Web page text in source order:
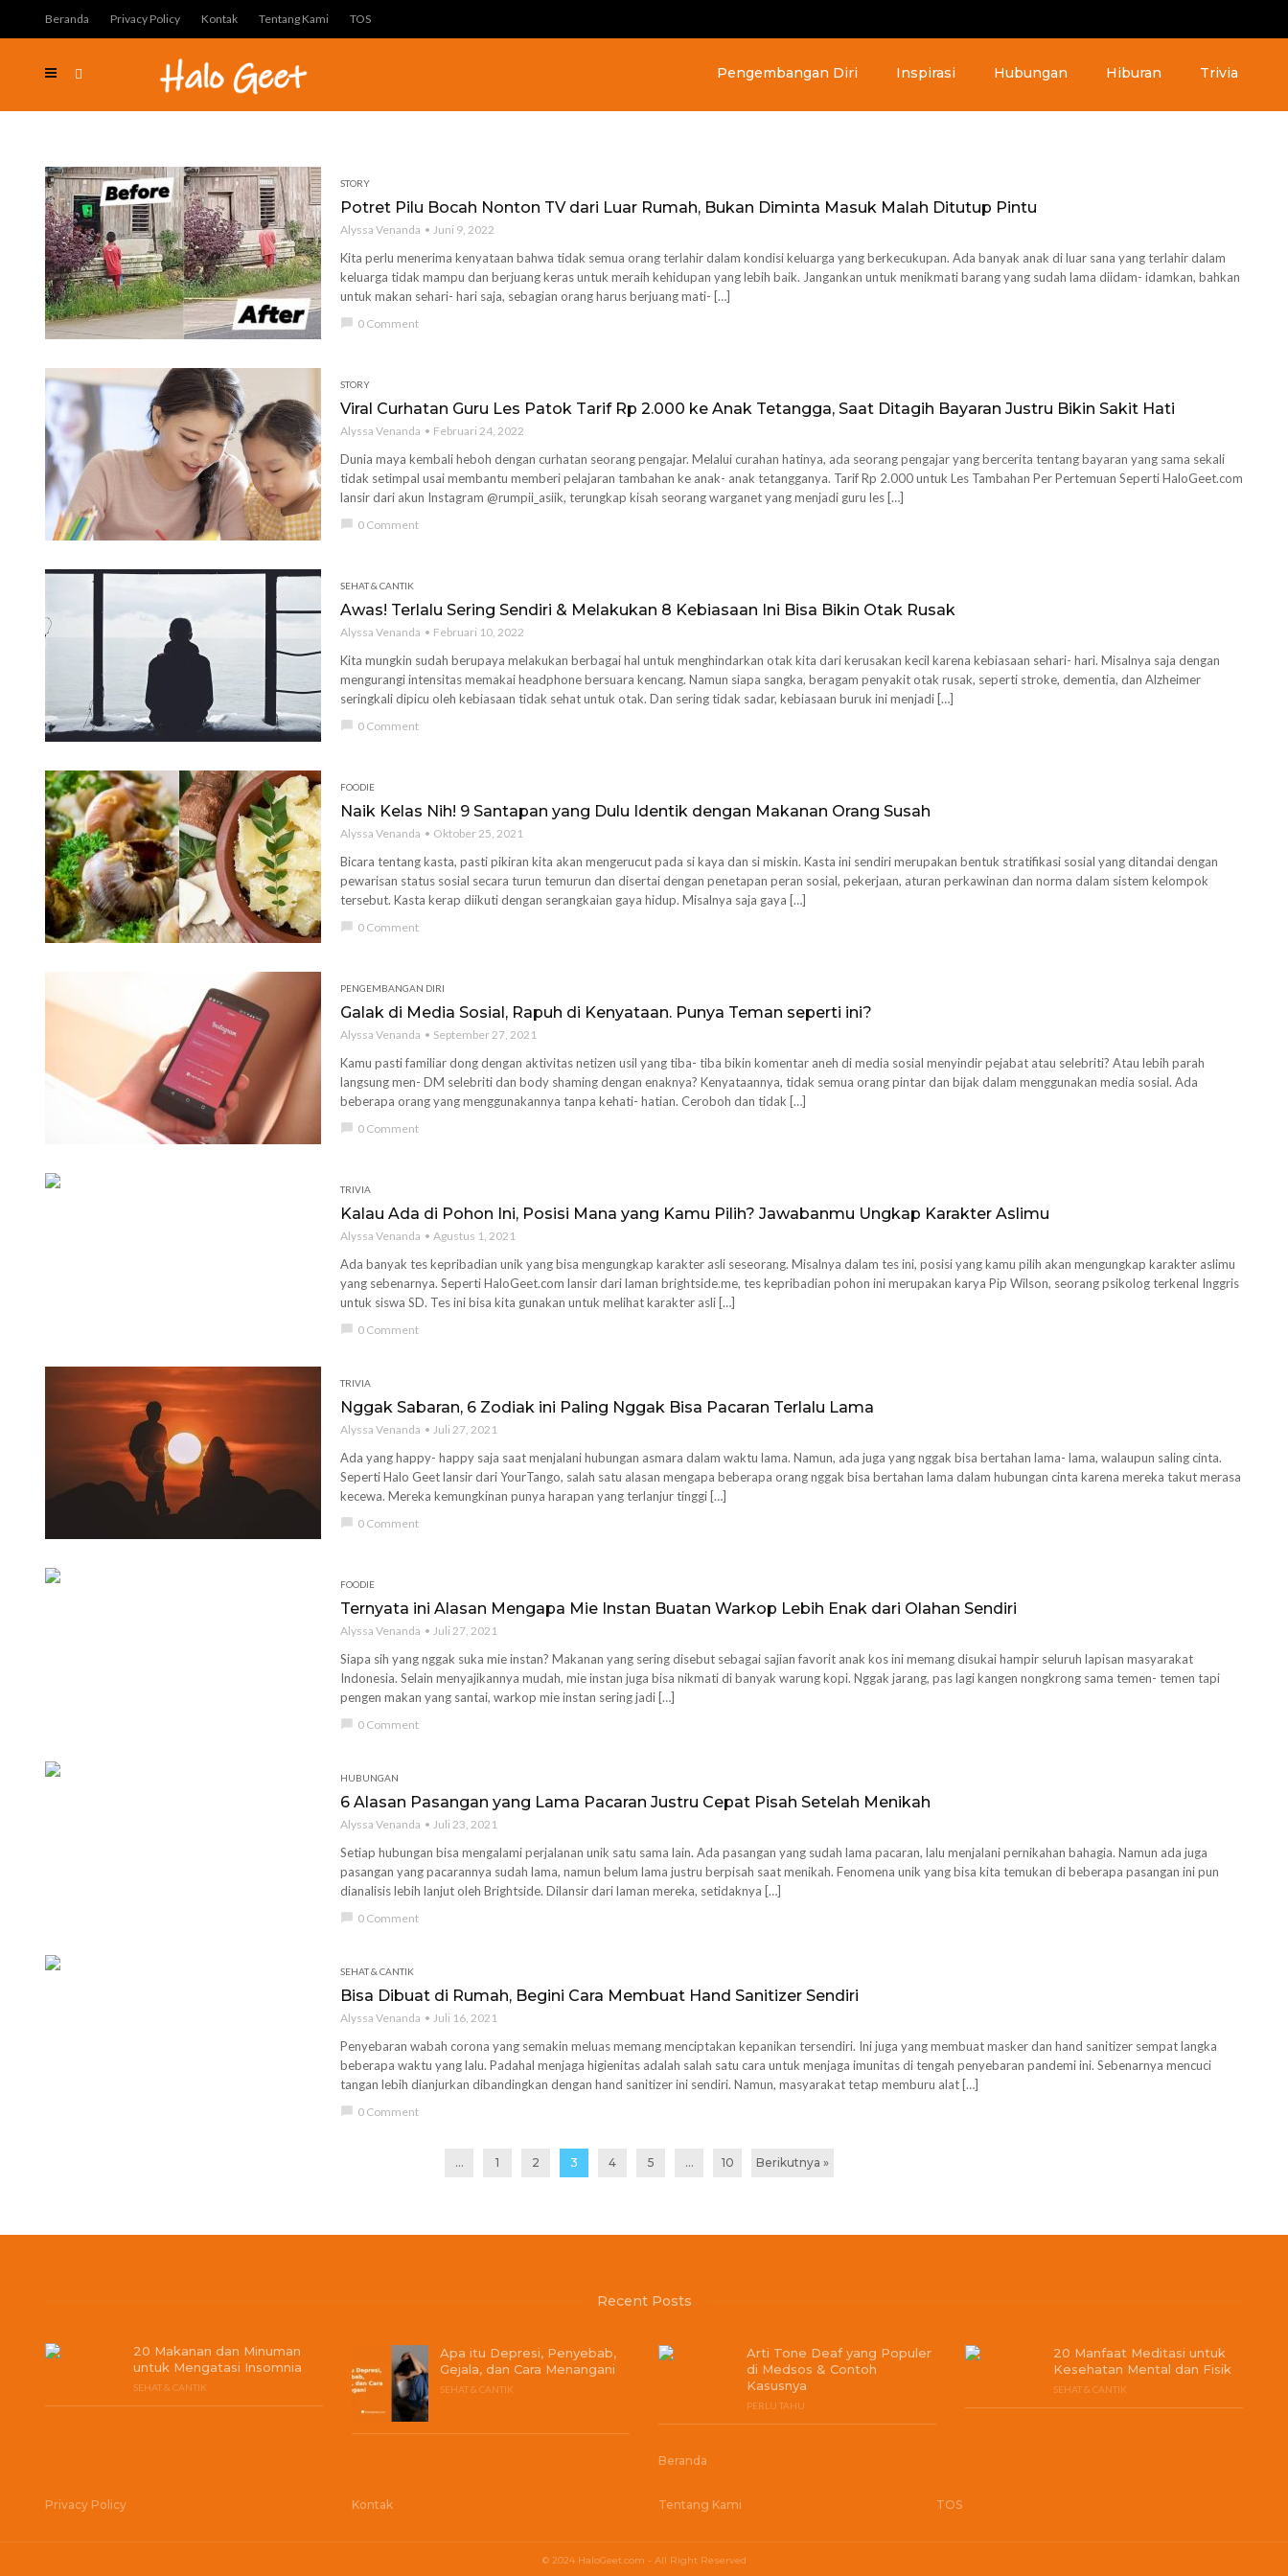
Pengembangan Diri Inspirasi Hubungan Hiburan Trivia
Beranda Privacy Policy Kontak Tentang Kami TOS
STORY
Potret Pilu Bocah Nonton TV dari Luar Rumah, Bukan Diminta Masuk Malah Ditutup Pintu
Alyssa Venanda Juni 9, 2022
Kita perlu menerima kenyataan bahwa tidak semua orang terlahir dalam kondisi keluarga yang berkecukupan. Ada banyak anak di luar sana yang terlahir dalam
keluarga tidak mampu dan berjuang keras untuk meraih kehidupan yang lebih baik. Jangankan untuk menikmati barang yang sudah lama diidam- idamkan, bahkan
untuk makan sehari- hari saja, sebagian orang harus berjuang mati- […]
chat_bubble 0 Comment
STORY
Viral Curhatan Guru Les Patok Tarif Rp 2.000 ke Anak Tetangga, Saat Ditagih Bayaran Justru Bikin Sakit Hati
Alyssa Venanda Februari 24, 2022
Dunia maya kembali heboh dengan curhatan seorang pengajar. Melalui curahan hatinya, ada seorang pengajar yang bercerita tentang bayaran yang sama sekali
tidak setimpal usai membantu memberi pelajaran tambahan ke anak- anak tetangganya. Tarif Rp 2.000 untuk Les Tambahan Per Pertemuan Seperti HaloGeet.com
lansir dari akun Instagram @rumpii_asiik, terungkap kisah seorang warganet yang menjadi guru les […]
chat_bubble 0 Comment
SEHAT & CANTIK
Awas! Terlalu Sering Sendiri & Melakukan 8 Kebiasaan Ini Bisa Bikin Otak Rusak
Alyssa Venanda Februari 10, 2022
Kita mungkin sudah berupaya melakukan berbagai hal untuk menghindarkan otak kita dari kerusakan kecil karena kebiasaan sehari- hari. Misalnya saja dengan
mengurangi intensitas memakai headphone bersuara kencang. Namun siapa sangka, beragam penyakit otak rusak, seperti stroke, dementia, dan Alzheimer
seringkali dipicu oleh kebiasaan tidak sehat untuk otak. Dan sering tidak sadar, kebiasaan buruk ini menjadi […]
chat_bubble 0 Comment
FOODIE
Naik Kelas Nih! 9 Santapan yang Dulu Identik dengan Makanan Orang Susah
Alyssa Venanda Oktober 25, 2021
Bicara tentang kasta, pasti pikiran kita akan mengerucut pada si kaya dan si miskin. Kasta ini sendiri merupakan bentuk stratifikasi sosial yang ditandai dengan
pewarisan status sosial secara turun temurun dan disertai dengan penetapan peran sosial, pekerjaan, aturan perkawinan dan norma dalam sistem kelompok
tersebut. Kasta kerap diikuti dengan serangkaian gaya hidup. Misalnya saja gaya […]
chat_bubble 0 Comment
PENGEMBANGAN DIRI
Galak di Media Sosial, Rapuh di Kenyataan. Punya Teman seperti ini?
Alyssa Venanda September 27, 2021
Kamu pasti familiar dong dengan aktivitas netizen usil yang tiba- tiba bikin komentar aneh di media sosial menyindir pejabat atau selebriti? Atau lebih parah
langsung men- DM selebriti dan body shaming dengan enaknya? Kenyataannya, tidak semua orang pintar dan bijak dalam menggunakan media sosial. Ada
beberapa orang yang menggunakannya tanpa kehati- hatian. Ceroboh dan tidak […]
chat_bubble 0 Comment
TRIVIA
Kalau Ada di Pohon Ini, Posisi Mana yang Kamu Pilih? Jawabanmu Ungkap Karakter Aslimu
Alyssa Venanda Agustus 1, 2021
Ada banyak tes kepribadian unik yang bisa mengungkap karakter asli seseorang. Misalnya dalam tes ini, posisi yang kamu pilih akan mengungkap karakter aslimu
yang sebenarnya. Seperti HaloGeet.com lansir dari laman brightside.me, tes kepribadian pohon ini merupakan karya Pip Wilson, seorang psikolog terkenal Inggris
untuk siswa SD. Tes ini bisa kita gunakan untuk melihat karakter asli […]
chat_bubble 0 Comment
TRIVIA
Nggak Sabaran, 6 Zodiak ini Paling Nggak Bisa Pacaran Terlalu Lama
Alyssa Venanda Juli 27, 2021
Ada yang happy- happy saja saat menjalani hubungan asmara dalam waktu lama. Namun, ada juga yang nggak bisa bertahan lama- lama, walaupun saling cinta.
Seperti Halo Geet lansir dari YourTango, salah satu alasan mengapa beberapa orang nggak bisa bertahan lama dalam hubungan cinta karena mereka takut merasa
kecewa. Mereka kemungkinan punya harapan yang terlanjur tinggi […]
chat_bubble 0 Comment
FOODIE
Ternyata ini Alasan Mengapa Mie Instan Buatan Warkop Lebih Enak dari Olahan Sendiri
Alyssa Venanda Juli 27, 2021
Siapa sih yang nggak suka mie instan? Makanan yang sering disebut sebagai sajian favorit anak kos ini memang disukai hampir seluruh lapisan masyarakat
Indonesia. Selain menyajikannya mudah, mie instan juga bisa nikmati di banyak warung kopi. Nggak jarang, pas lagi kangen nongkrong sama temen- temen tapi
pengen makan yang santai, warkop mie instan sering jadi […]
chat_bubble 0 Comment
HUBUNGAN
6 Alasan Pasangan yang Lama Pacaran Justru Cepat Pisah Setelah Menikah
Alyssa Venanda Juli 23, 2021
Setiap hubungan bisa mengalami perjalanan unik satu sama lain. Ada pasangan yang sudah lama pacaran, lalu menjalani pernikahan bahagia. Namun ada juga
pasangan yang pacarannya sudah lama, namun belum lama justru berpisah saat menikah. Fenomena unik yang bisa kita temukan di beberapa pasangan ini pun
dianalisis lebih lanjut oleh Brightside. Dilansir dari laman mereka, setidaknya […]
chat_bubble 0 Comment
SEHAT & CANTIK
Bisa Dibuat di Rumah, Begini Cara Membuat Hand Sanitizer Sendiri
Alyssa Venanda Juli 16, 2021
Penyebaran wabah corona yang semakin meluas memang menciptakan kepanikan tersendiri. Ini juga yang membuat masker dan hand sanitizer sempat langka
beberapa waktu yang lalu. Padahal menjaga higienitas adalah salah satu cara untuk menjaga imunitas di tengah penyebaran pandemi ini. Sebenarnya mencuci
tangan lebih dianjurkan dibandingkan dengan hand sanitizer ini sendiri. Namun, masyarakat tetap memburu alat […]
chat_bubble 0 Comment
... 1 2 3 4 5 … 10 Berikutnya »
Recent Posts
20 Makanan dan Minuman
untuk Mengatasi Insomnia
SEHAT & CANTIK
Apa itu Depresi, Penyebab,
Gejala, dan Cara Menangani
SEHAT & CANTIK
Arti Tone Deaf yang Populer
di Medsos & Contoh
Kasusnya
PERLU TAHU
20 Manfaat Meditasi untuk
Kesehatan Mental dan Fisik
SEHAT & CANTIK
Beranda
Privacy Policy Kontak Tentang Kami TOS
© 2024 HaloGeet.com - All Right Reserved